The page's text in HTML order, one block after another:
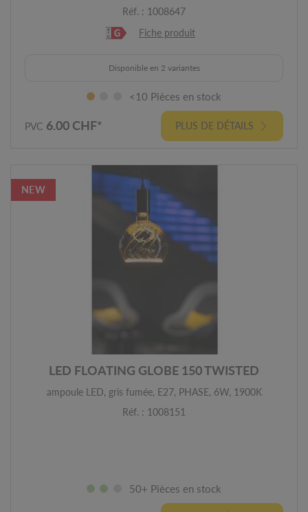
Réf. : 1008647
Fiche produit
Disponible en 2 variantes
<10 Pièces en stock
PVC 6.00 CHF* PLUS DE DÉTAILS
NEW
LED FLOATING GLOBE 150 TWISTED
ampoule LED, gris fumée, E27, PHASE, 6W, 1900K
Réf. : 1008151
50+ Pièces en stock